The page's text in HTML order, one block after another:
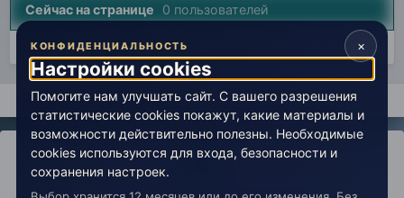
Сейчас на странице 0 пользователей
Нет пользователей, просматривающих эту страницу.
Главная Врата в эзотерику Раздел для новичков
×
КОНФИДЕНЦИАЛЬНОСТЬ
Настройки cookies
Помогите нам улучшать сайт. С вашего разрешения
статистические cookies покажут, какие материалы и
возможности действительно полезны. Необходимые
cookies используются для входа, безопасности и
сохранения настроек.